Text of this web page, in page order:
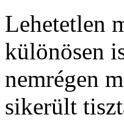
Lehetetlen
különösen
nemrégen
sikerült